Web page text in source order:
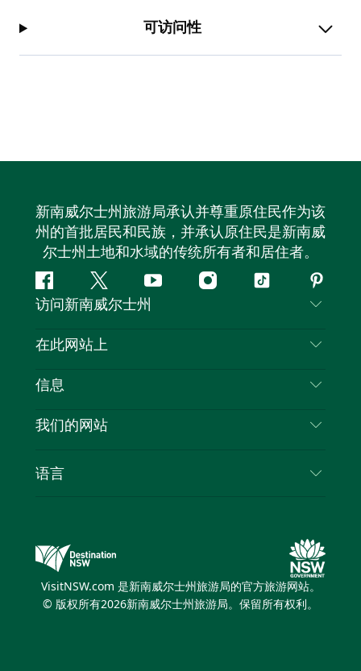
可访问性
新南威尔士州旅游局承认并尊重原住民作为该
州的首批居民和民族，并承认原住民是新南威
尔士州土地和水域的传统所有者和居住者。
Facebook叽
叽
喳
YouTubeInstagram
抖
访问新南威尔士州
联系我们
隐私
Cookie 通知
在此网站上
目的地
新南威尔士州公路旅行
活动
信息
旅行信息
新南威尔士州的商业
我们的网站
新南威尔士州旅游局媒体中心
缤纷悉尼灯光音乐节
语言
VisitNSW.com 是新南威尔士州旅游局的官方旅游网站。
© 版权所有2026新南威尔士州旅游局。保留所有权利。